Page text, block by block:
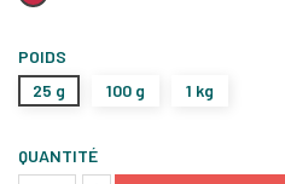
POIDS
25 g
100 g 1 kg
QUANTITÉ